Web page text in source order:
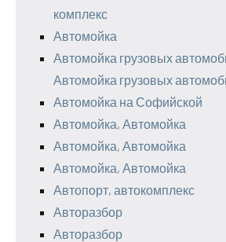
комплекс
Автомойка
Автомойка грузовых
Автомойка грузовых
Автомойка на Софийской
Автомойка, Автомойка
Автомойка, Автомойка
Автомойка, Автомойка
Автопорт, автокомплекс
Авторазбор
Авторазбор